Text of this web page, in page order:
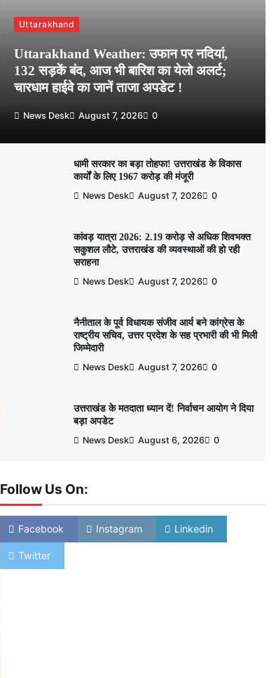
Uttarakhand
Uttarakhand Weather: उफान पर नदियां,
132 सड़कें बंद, आज भी बारिश का येलो अलर्ट;
चारधाम हाईवे का जानें ताजा अपडेट !
News Desk August 7, 2026 0
धामी सरकार का बड़ा तोहफा! उत्तराखंड के विकास
कार्यों के लिए 1967 करोड़ की मंजूरी
News Desk August 7, 2026 0
कांवड़ यात्रा 2026: 2.19 करोड़ से अधिक शिवभक्त
सकुशल लौटे, उत्तराखंड की व्यवस्थाओं की हो रही
सराहना
News Desk August 7, 2026 0
नैनीताल के पूर्व विधायक संजीव आर्य बने कांग्रेस के
राष्ट्रीय सचिव, उत्तर प्रदेश के सह प्रभारी की भी मिली
जिम्मेदारी
News Desk August 7, 2026 0
उत्तराखंड के मतदाता ध्यान दें! निर्वाचन आयोग ने दिया
बड़ा अपडेट
News Desk August 6, 2026 0
Follow Us On:
Facebook Instagram Linkedin
Twitter